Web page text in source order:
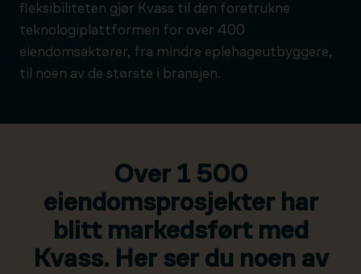
fleksibiliteten gjør Kvass til den foretrukne
teknologiplattformen for over 400
eiendomsaktører, fra mindre eplehageutbyggere,
til noen av de største i bransjen.
Over 1 500
eiendomsprosjekter har
blitt markedsført med
Kvass. Her ser du noen av